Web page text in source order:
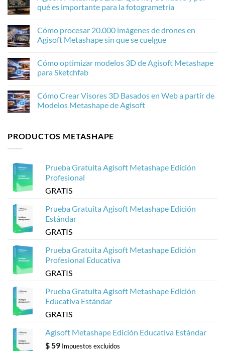
Cómo
de
escala
de
las
texturas
de
Agisoft
Metashape
qué es importante para la fotogrametría
comentarios
en
Agisoft
Qué
de
por
qué
es
fotogrametría
Cómo procesar 20.000 imágenes de drones en
Agisoft Metashape sin que se cuelgue
comentarios
Cómo
imágenes
de
drones
sin
que
Cómo optimizar modelos 3D de Agisoft Metashape
para Sketchfab
comentarios
en
Cómo
de
Agisoft
Cómo Crear Visores 3D Basados en Web a partir de
Modelos Metashape de Agisoft
en
Cómo
Basados
Web
partir
Modelos
Metashape
PRODUCTOS METASHAPE
Prueba Gratuita Agisoft Metashape Edición
Profesional
GRATIS
Prueba Gratuita Agisoft Metashape Edición
Estándar
GRATIS
Prueba Gratuita Agisoft Metashape Edición
Profesional Educativa
GRATIS
Prueba Gratuita Agisoft Metashape Edición
Educativa Estándar
GRATIS
Agisoft Metashape Edición Educativa Estándar
$59 Impuestos excluidos